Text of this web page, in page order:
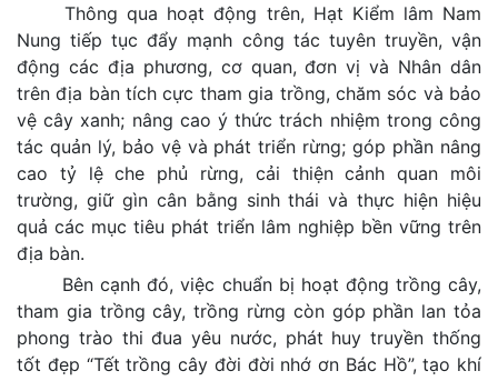
Thông qua hoạt động trên, Hạt Kiểm lâm Nam
Nung tiếp tục đẩy mạnh công tác tuyên truyền, vận
động các địa phương, cơ quan, đơn vị và Nhân dân
trên địa bàn tích cực tham gia trồng, chăm sóc và bảo
vệ cây xanh; nâng cao ý thức trách nhiệm trong công
tác quản lý, bảo vệ và phát triển rừng; góp phần nâng
cao tỷ lệ che phủ rừng, cải thiện cảnh quan môi
trường, giữ gìn cân bằng sinh thái và thực hiện hiệu
quả các mục tiêu phát triển lâm nghiệp bền vững trên
địa bàn.
Bên cạnh đó, việc chuẩn bị hoạt động trồng cây,
tham gia trồng cây, trồng rừng còn góp phần lan tỏa
phong trào thi đua yêu nước, phát huy truyền thống
tốt đẹp “Tết trồng cây đời đời nhớ ơn Bác Hồ”, tạo khí